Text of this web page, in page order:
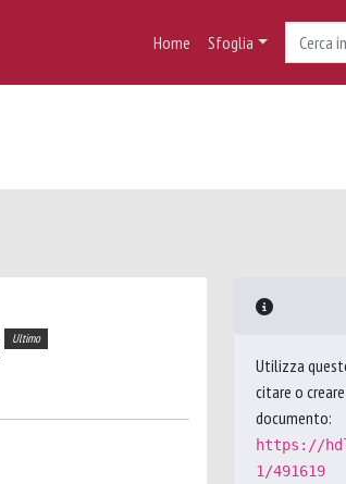
Home Sfoglia
Ultimo
Utilizza
citare o
documento:
https://
1/491619